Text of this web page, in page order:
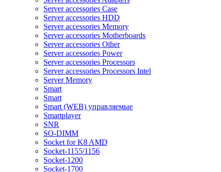
Server accessories Case
Server accessories HDD
Server accessories Memory
Server accessories Motherboards
Server accessories Other
Server accessories Power
Server accessories Processors
Server accessories Processors Intel
Server Memory
Smart
Smart
Smart (WEB) управляемые
Smartplayer
SNR
SO-DIMM
Socket for K8 AMD
Socket-1155/1156
Socket-1200
Socket-1700